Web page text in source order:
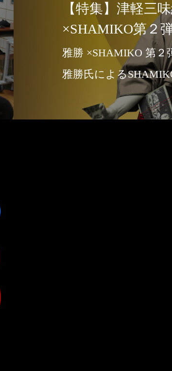
【特集】津軽三
×SHAMIKO第２
雅勝 ×SHAMIKO 第２弾 津軽三味線奏者である
雅勝氏による